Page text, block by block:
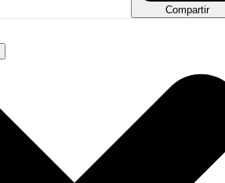
Compartir